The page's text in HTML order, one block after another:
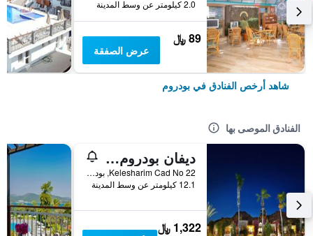
2.0 كيلومتر عن وسط المدينة
89 ﷼
عرض الصفقة
شاهد أرخص الفنادق في بودروم
الفنادق الموصى بها
ديفان بودروم بالميرا
Kelesharim Cad No 22, بودروم, تركيا
12.1 كيلومتر عن وسط المدينة
1,322 ﷼